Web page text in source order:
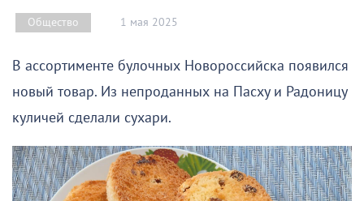
Общество 1 мая 2025
В ассортименте булочных Новороссийска появился
новый товар. Из непроданных на Пасху и Радоницу
куличей сделали сухари.